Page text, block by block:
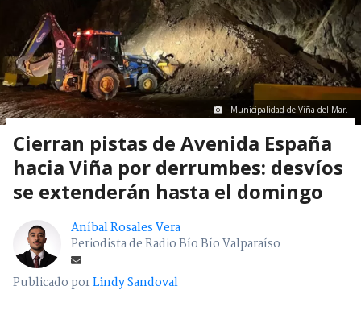
Municipalidad de Viña del Mar.
Cierran pistas de Avenida España
hacia Viña por derrumbes: desvíos
se extenderán hasta el domingo
Aníbal Rosales Vera
Periodista de Radio Bío Bío Valparaíso
Publicado porLindy Sandoval